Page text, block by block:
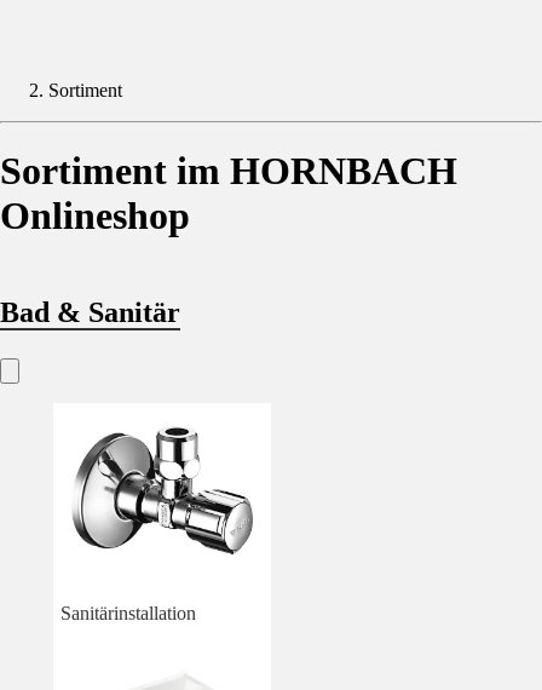
Sortiment
Sortiment im HORNBACH
Onlineshop
Bad & Sanitär
Sanitärinstallation